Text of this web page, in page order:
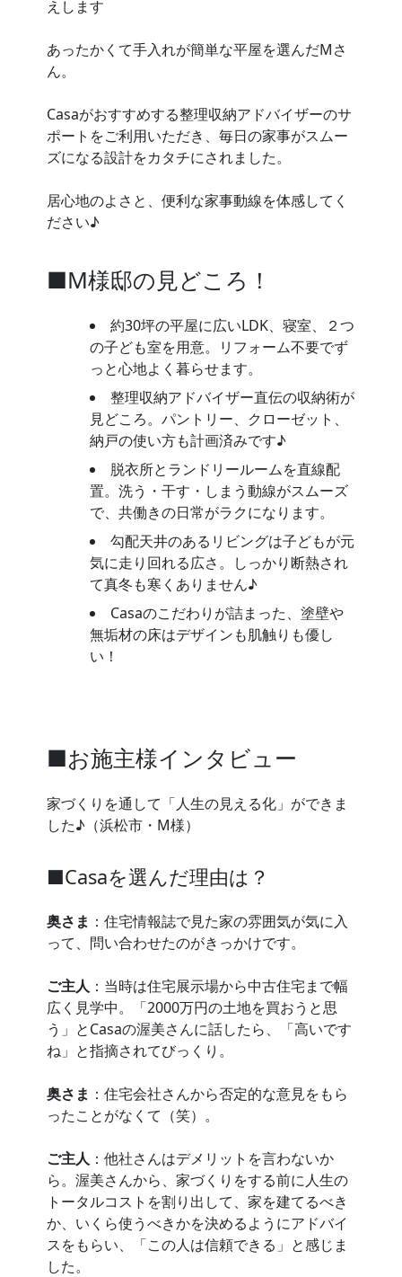
えします
あったかくて手入れが簡単な平屋を選んだMさ
ん。
Casaがおすすめする整理収納アドバイザーのサ
ポートをご利用いただき、毎日の家事がスムー
ズになる設計をカタチにされました。
居心地のよさと、便利な家事動線を体感してく
ださい♪
■M様邸の見どころ！
約30坪の平屋に広いLDK、寝室、２つ
の子ども室を用意。リフォーム不要でず
っと心地よく暮らせます。
整理収納アドバイザー直伝の収納術が
見どころ。パントリー、クローゼット、
納戸の使い方も計画済みです♪
脱衣所とランドリールームを直線配
置。洗う・干す・しまう動線がスムーズ
で、共働きの日常がラクになります。
勾配天井のあるリビングは子どもが元
気に走り回れる広さ。しっかり断熱され
て真冬も寒くありません♪
Casaのこだわりが詰まった、塗壁や
無垢材の床はデザインも肌触りも優し
い！
■お施主様インタビュー
家づくりを通して「人生の見える化」ができま
した♪（浜松市・M様）
■Casaを選んだ理由は？
奥さま ：住宅情報誌で見た家の雰囲気が気に入
って、問い合わせたのがきっかけです。
ご主人 ：当時は住宅展示場から中古住宅まで幅
広く見学中。「2000万円の土地を買おうと思
う」とCasaの渥美さんに話したら、「高いです
ね」と指摘されてびっくり。
奥さま ：住宅会社さんから否定的な意見をもら
ったことがなくて（笑）。
ご主人 ：他社さんはデメリットを言わないか
ら。渥美さんから、家づくりをする前に人生の
トータルコストを割り出して、家を建てるべき
か、いくら使うべきかを決めるようにアドバイ
スをもらい、「この人は信頼できる」と感じま
した。